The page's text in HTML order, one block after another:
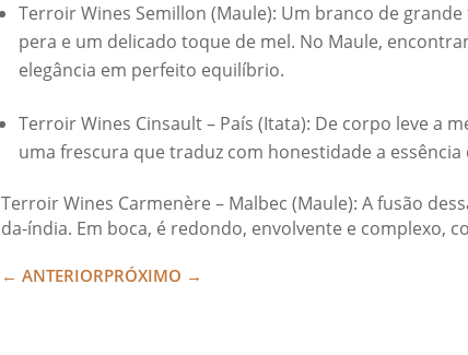
Terroir Wines Semillon (Maule): Um branco de
pera e um delicado toque de mel. No Maule,
elegância em perfeito equilíbrio.
Terroir Wines Cinsault – País (Itata): De corpo leve a
uma frescura que traduz com honestidade a essência
Terroir Wines Carmenère – Malbec (Maule): A fusão
da-índia. Em boca, é redondo, envolvente e complexo,
← ANTERIORPRÓXIMO →